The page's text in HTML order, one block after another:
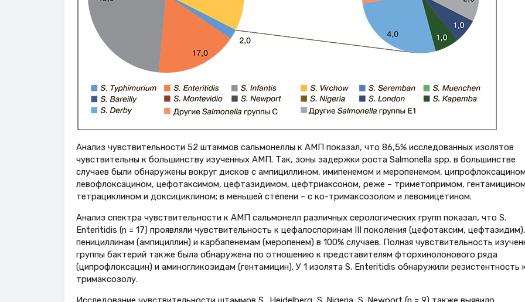
Анализ чувствительности 52 штаммов сальмонеллы к АМП показал, что 86,5% исследованных изолятов
чувствительны к большинству изученных АМП. Так, зоны задержки роста Salmonella spp. в большинстве
случаев были обнаружены вокруг дисков с ампициллином, имипенемом и меропенемом,
левофлоксацином, цефотаксимом, цефтазидимом, цефтриаксоном, реже – триметопримом,
тетрациклином и доксициклином; в меньшей степени – с ко-тримаксозолом и левомицетином.
Анализ спектра чувствительности к АМП сальмонелл различных серологических групп показал, что S.
Enteritidis (n = 17) проявляли чувствительность к цефалоспоринам III поколения (цефотаксим, цефтазидим),
пенициллинам (ампициллин) и карбапенемам (меропенем) в 100% случаев. Полная чувствительность
группы бактерий также была обнаружена по отношению к представителям фторхинолонового ряда
(ципрофлоксацин) и аминогликозидам (гентамицин). У 1 изолята S. Enteritidis обнаружили резистентность
тримаксозолу.